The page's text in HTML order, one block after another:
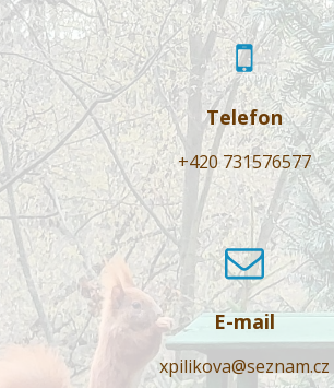
Telefon
+420 731576577
E-mail
xpilikova@seznam.cz